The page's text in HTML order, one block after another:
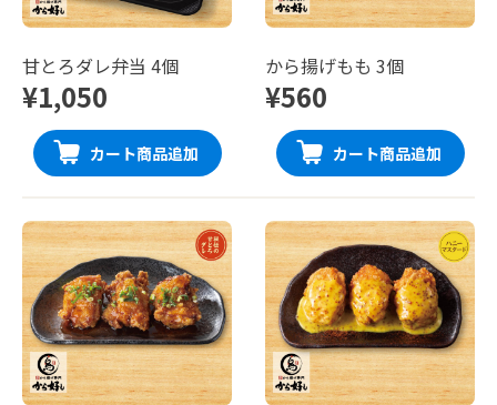
甘とろダレ弁当 4個
¥1,050
カート商品追加
から揚げもも 3個
¥560
カート商品追加